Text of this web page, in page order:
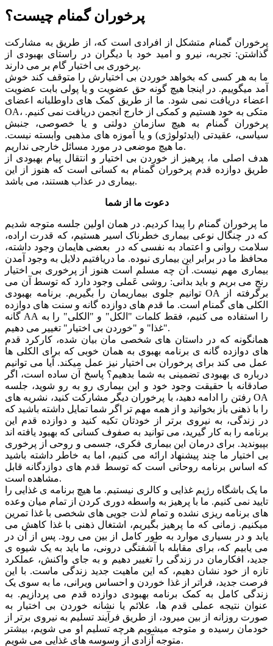
پرخوران گمنام چیست؟
پرخوران گمنام متشکل از افرادی است که، از طریق به مشارکت
گذاشتن: تجربه، نیرو و امید خود با دیگران در راستای بهبودی از
پرخوری بی اختیار گام بر می دارند.
ما به هر کسی که بخواهد خوردن بی اختیارش را متوقف کند خوش
آمد میگوییم. در اینجا هیچ گونه حق عضویت و یا پولی بابت عضویت
اعضاء دریافت نمی شود. ما از طریق کمک های داوطلبانه اعضای
OA، متکی به خود هستیم و کمکی از خارج انجمن دریافت نمی کنیم.
پرخوران گمنام به هیچ سازمان دولتی و یا خصوصی، جنبش
سیاسی، عقیدتی (ایدئولوژی) و یا آموزه های مذهبی وابسته نیست.
ما هیچ موضعی در مورد مسائل خارجی نداریم.
هدف اصلی ما، پرهیز از خوردن بی اختیار و انتقال پیام بهبودی از
طریق دوازده قدم پرخوران گمنام به کسانی است که هنوز از این
بیماری در عذاب هستند، می باشد.
دعوت ما از شما
ما پرخوران گمنام را پیدا کردیم. در همان اولین جلسه متوجه شدیم
که در چنگال نوعی بیماری خطرناک اسیر هستیم، که قدرت اراده،
سلامت روانی و اعتماد به نفسی که در بعضی هایمان وجود داشته،
محافظ ما در برابر این بیماری نبوده. ما دریافتیم دلایل به وجود آمدن
بیماری مهم نیست. آن چه مسلم است هنوز از پرخوری بی اختیار
رنج می بریم و باید بدانی: روشی عَملی وجود دارد که توسط آن می
توانیم جلوی بیماریمان را بگیریم. برنامه بهبودی OA برگرفته از
الکلی های گمنام است. ما قدم های دوازده گانه و سنت های دوازده
گانه AA را استفاده می کنیم، فقط کلمات "الکل" و "الکلی" را به
"غذا" و "خوردن بی اختیار" تغییر می دهیم.
همانگونه که در داستان های شخصی مان بیان شده، کارکرد قدم
های دوازده گانه ی برنامه بهبوی به همان خوبی که برای الکلی ها
عمل می کند برای پرخوران بی اختیار نیز عمل میکند. آیا می توانیم
درباره ی بهبودی تضمینی به شما بدهیم؟ پاسخ آن ساده است، اگر
صادقانه با حقیقت وجود خود و این بیماری رو به رو شوید، جلسه
رفتن را ادامه دهید، با پرخوران دیگر مشارکت کنید، نشریه های OA
را با ذهنی باز بخوانید و از همه مهم تر اگر شما تمایل داشته باشید که
در زندگی، به نیروی برتر از خودتان تکیه کنید و دوازده قدم این
برنامه را به کار گیرید، می توانید به صفوف کسانی که بهبود یافته اند
بپیوندید. برای درمان این بیماری فکری، جسمی و روحی از پرخوری
بی اختیار ما چند پیشنهاد ارائه می کنیم، اما به خاطر داشته باشید
که اساس برنامه روحانی است که توسط قدم های دوازدگانه قابل
مشاهده است.
ما یک باشگاه رژیم غذایی و کالری نیستیم. ما هیچ برنامه ی غذایی را
تایید نمی کنیم. ما با پرهیز به واسطه دوری کردن از تمام میان وعده
های برنامه ریزی نشده و تمام لذت جویی های شخصی با غذا تمرین
میکنیم. زمانی که ما پرهیز بگیریم، اشتغال ذهنی با غذا کاهش می
یابد و در بسیاری موارد به طور کامل از بین می رود. پس از آن در
می یابیم که، برای مقابله با آشفتگی درونی، ما باید به یک شیوه ی
جدید، افکارمان در زندگی را تغییر دهیم و به جای واکنش، عملکرد
تازه از خود نشان دهیم، که این ماهیت جدید زندگی ماست. با این
فرصت جدید، فراتر از غذا خوردن و احساس ویرانی، ما به سوی یک
زندگی کامل به کمک برنامه بهبودی دوازده قدم می پردازیم. به
عنوان نتیجه عملی قدم ها، علائم یا نشانه خوردن بی اختیار به
صورت روزانه از بین میرود، از طریق فرآیند تسلیم به نیروی برتر از
خودمان رسیده و متوجه میشویم هرچه تسلیم او می شویم، بیشتر
متوجه آزادی از وسوسه های غذایی می شویم.